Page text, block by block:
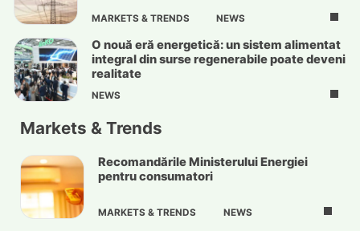
MARKETS & TRENDS NEWS
O nouă eră energetică: un sistem alimentat
integral din surse regenerabile poate deveni
realitate
NEWS
Markets & Trends
Recomandările Ministerului Energiei
pentru consumatori
MARKETS & TRENDS NEWS